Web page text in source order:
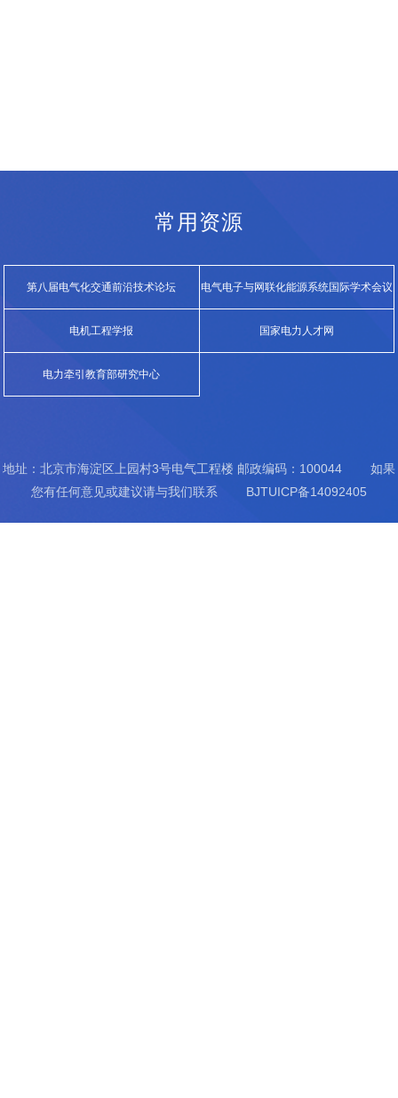
常用资源
第八届电气化交通前沿技术论坛 电气电子与网联化能源系统国际学术会议
（E...
电机工程学报 国家电力人才网
电力牵引教育部研究中心
地址：北京市海淀区上园村3号电气工程楼 邮政编码：100044 如果
您有任何意见或建议请与我们联系 BJTUICP备14092405